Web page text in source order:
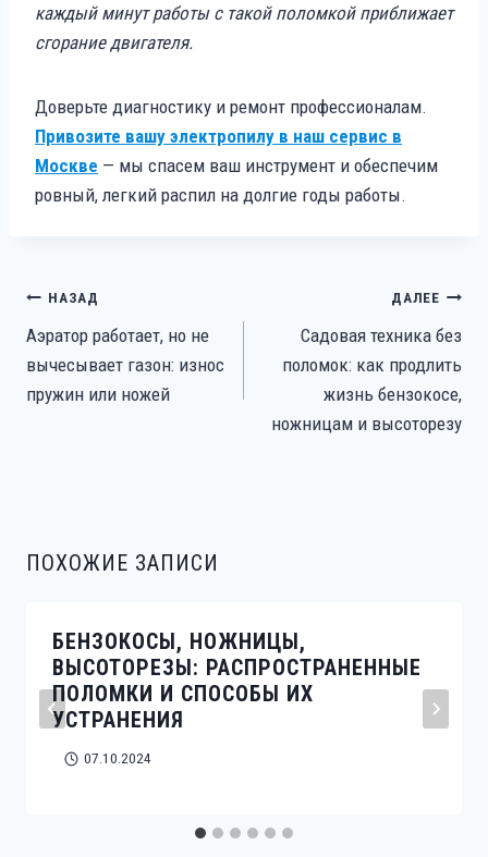
каждый минут работы с такой поломкой приближает
сгорание двигателя.
Доверьте диагностику и ремонт профессионалам.
Привозите вашу электропилу в наш сервис в
Москве — мы спасем ваш инструмент и обеспечим
ровный, легкий распил на долгие годы работы.
НАВИГАЦИЯ
ЗАПИСЯМ
НАЗАД
Аэратор работает, но не
вычесывает газон: износ
пружин или ножей
ДАЛЕЕ
Садовая техника без
поломок: как продлить
жизнь бензокосе,
ножницам и высоторезу
ПОХОЖИЕ ЗАПИСИ
БЕНЗОКОСЫ, НОЖНИЦЫ,
ВЫСОТОРЕЗЫ: РАСПРОСТРАНЕННЫЕ
ПОЛОМКИ И СПОСОБЫ ИХ
УСТРАНЕНИЯ
07.10.2024